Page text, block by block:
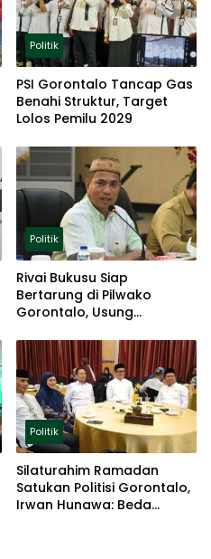
Politik
PSI Gorontalo Tancap Gas
Benahi Struktur, Target
Lolos Pemilu 2029
Politik
Rivai Bukusu Siap
Bertarung di Pilwako
Gorontalo, Usung
Politik
Politik
Silaturahim Ramadan
Satukan Politisi Gorontalo,
Irwan Hunawa: Beda